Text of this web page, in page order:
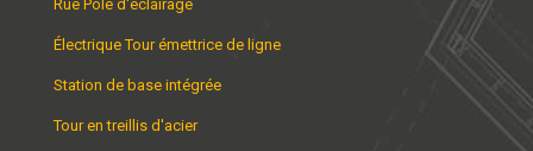
Rue Pôle d'éclairage
Électrique Tour émettrice de ligne
Station de base intégrée
Tour en treillis d'acier